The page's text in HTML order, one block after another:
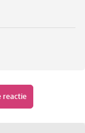
afgift mailen.
leeg toegekomen
de politie.
zeggen dat in
van een
koerierdienst.
reactie